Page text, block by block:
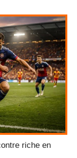
riche en